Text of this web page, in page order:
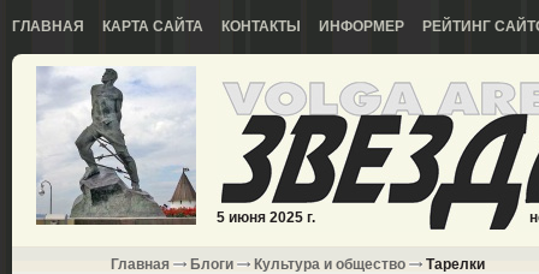
ГЛАВНАЯ КАРТА САЙТА КОНТАКТЫ ИНФОРМЕР РЕЙТИНГ
5 июня 2025 г.
Главная Блоги Культура и общество Тарелки